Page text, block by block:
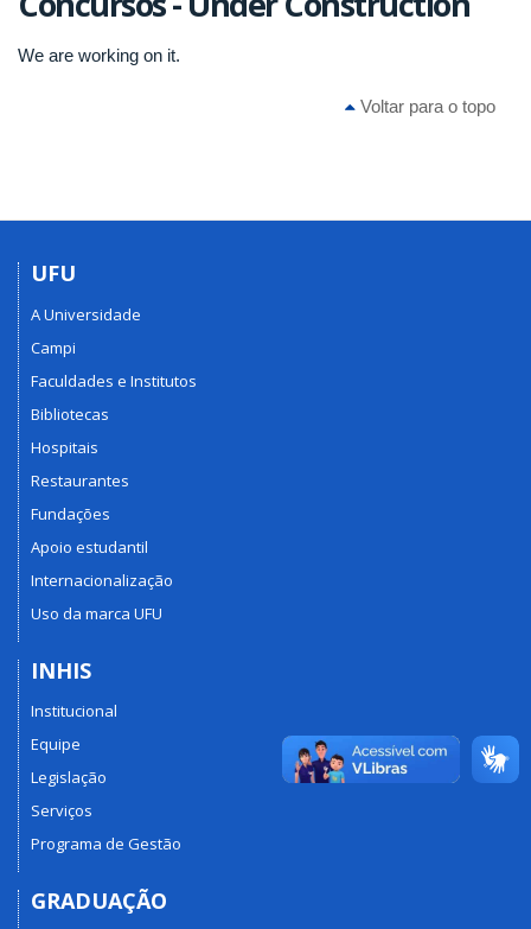
We are working on it.
Voltar para o topo
UFU
A Universidade
Campi
Faculdades e Institutos
Bibliotecas
Hospitais
Restaurantes
Fundações
Apoio estudantil
Internacionalização
Uso da marca UFU
INHIS
Institucional
Equipe
Legislação
Serviços
Programa de Gestão
GRADUAÇÃO